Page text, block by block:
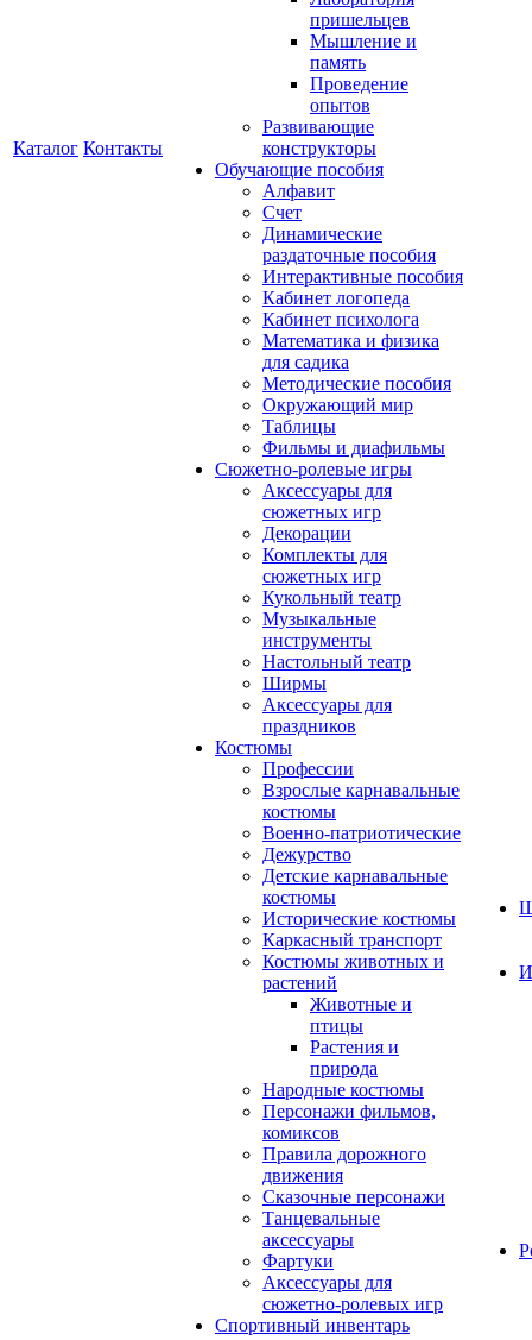
Каталог Контакты
пришельцев
Мышление и
память
Проведение
опытов
Развивающие
конструкторы
Обучающие пособия
Алфавит
Счет
Динамические
раздаточные пособия
Интерактивные пособия
Кабинет логопеда
Кабинет психолога
Математика и физика
для садика
Методические пособия
Окружающий мир
Таблицы
Фильмы и диафильмы
Сюжетно-ролевые игры
Аксессуары для
сюжетных игр
Декорации
Комплекты для
сюжетных игр
Кукольный театр
Музыкальные
инструменты
Настольный театр
Ширмы
Аксессуары для
праздников
Костюмы
Профессии
Взрослые карнавальные
костюмы
Военно-патриотические
Дежурство
Детские карнавальные
костюмы
Исторические костюмы
Каркасный транспорт
Костюмы животных и
растений
Животные и
птицы
Растения и
природа
Народные костюмы
Персонажи фильмов,
комиксов
Правила дорожного
движения
Сказочные персонажи
Танцевальные
аксессуары
Фартуки
Аксессуары для
сюжетно-ролевых игр
Спортивный инвентарь